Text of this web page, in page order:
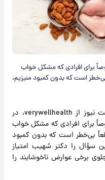
برای افرادی که مشکل خواب
است که بدون کمبود منیزیم،
و به نقل از سلامت نیوز از verywellhealth، در
برای افرادی که مشکل خواب
بی‌خطر است که بدون کمبود
سؤال را دکتر سُهیب امتیاز
برخی عوارض ناخوشایند را